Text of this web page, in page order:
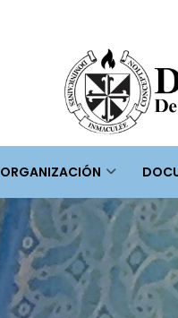
ORGANIZACIÓN